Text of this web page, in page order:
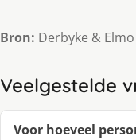
Bron: Derbyke & Elmo
Veelgestelde
Voor hoeveel